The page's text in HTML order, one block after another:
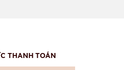
THANH TOÁN